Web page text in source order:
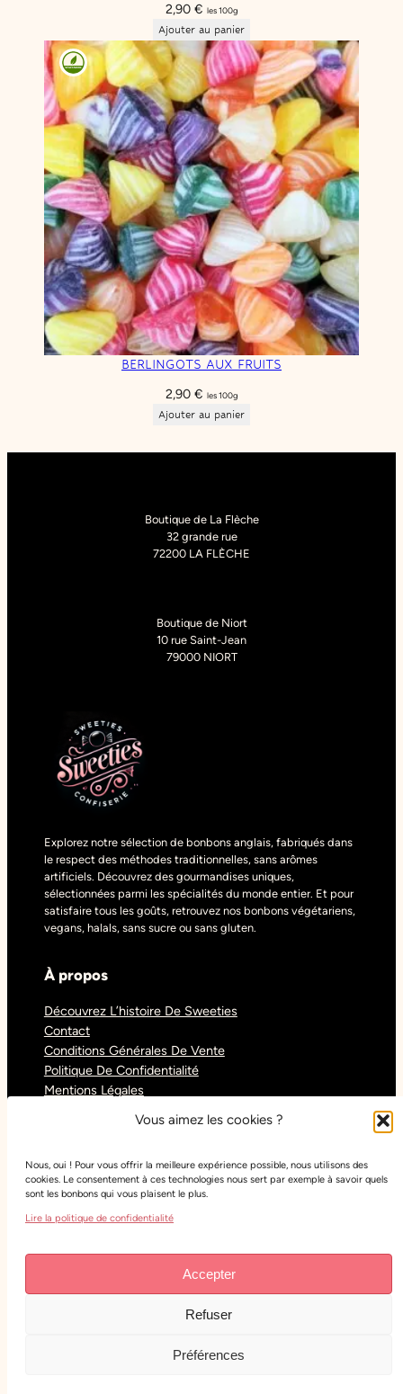
Vous aimez les cookies ?
Nous, oui ! Pour vous offrir la meilleure expérience possible, nous utilisons des
cookies. Le consentement à ces technologies nous sert par exemple à savoir quels
sont les bonbons qui vous plaisent le plus.
Lire la politique de confidentialité
Accepter
Refuser
Préférences
2,90 € les 100g
Ajouter au panier
BERLINGOTS AUX FRUITS
2,90 € les 100g
Ajouter au panier
Boutique de La Flèche
32 grande rue
72200 LA FLÈCHE
Boutique de Niort
10 rue Saint-Jean
79000 NIORT
Explorez notre sélection de bonbons anglais, fabriqués dans
le respect des méthodes traditionnelles, sans arômes
artificiels. Découvrez des gourmandises uniques,
sélectionnées parmi les spécialités du monde entier. Et pour
satisfaire tous les goûts, retrouvez nos bonbons végétariens,
vegans, halals, sans sucre ou sans gluten.
À propos
Découvrez L’histoire De Sweeties
Contact
Conditions Générales De Vente
Politique De Confidentialité
Mentions Légales
Réseaux sociaux
Instagram
Lude Web Studio